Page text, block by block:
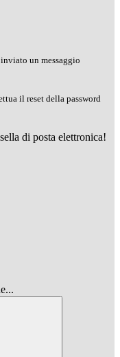
un messaggio
il reset della password
di posta elettronica!